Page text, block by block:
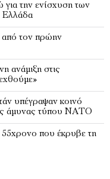
την ενίσχυση των
Ελλάδα
από τον πρώην
ανάμιξη στις
υπέγραψαν κοινό
άμυνας τύπου ΝΑΤΟ
που έκρυβε τη